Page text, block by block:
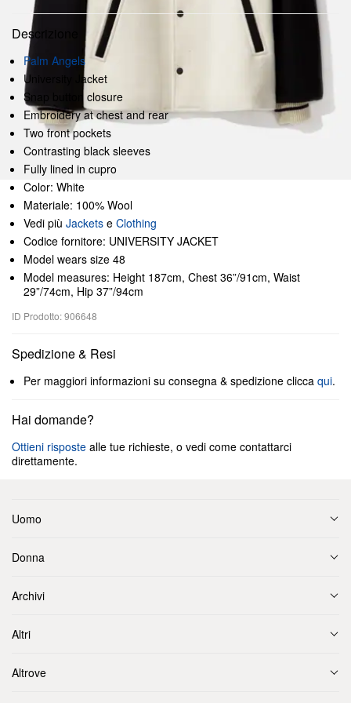
Descrizione
Palm Angels
University Jacket
Snap button closure
Embroidery at chest and rear
Two front pockets
Contrasting black sleeves
Fully lined in cupro
Color: White
Materiale: 100% Wool
Vedi più Jackets e Clothing
Codice fornitore: UNIVERSITY JACKET
Model wears size 48
Model measures: Height 187cm, Chest 36”/91cm, Waist
29”/74cm, Hip 37”/94cm
ID Prodotto: 906648
Spedizione & Resi
Per maggiori informazioni su consegna & spedizione clicca qui.
Hai domande?
Ottieni risposte alle tue richieste, o vedi come contattarci
direttamente.
Uomo
Donna
Archivi
Altri
Altrove